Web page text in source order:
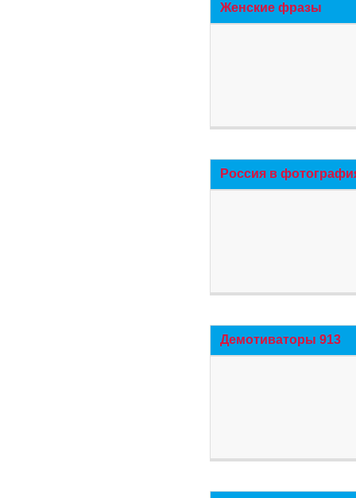
Женские фразы
Россия в
Демотиваторы 913